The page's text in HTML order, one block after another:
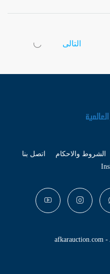
التالى
الشروط والاحكام
اتصل بنا